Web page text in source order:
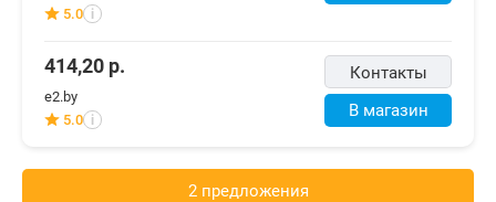
5.0 i
Контакты
В магазин
414,20 р.
e2.by
5.0 i
2 предложения